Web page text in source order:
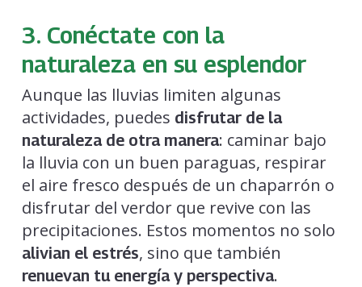
3. Conéctate con la
naturaleza en su esplendor
Aunque las lluvias limiten algunas
actividades, puedes disfrutar de la
naturaleza de otra manera: caminar bajo
la lluvia con un buen paraguas, respirar
el aire fresco después de un chaparrón o
disfrutar del verdor que revive con las
precipitaciones. Estos momentos no solo
alivian el estrés, sino que también
renuevan tu energía y perspectiva.